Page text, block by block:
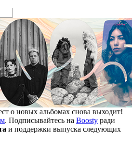
о новых альбомах снова выходит!
. Подписывайтесь на Boosty ради
и поддержки выпуска следующих